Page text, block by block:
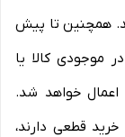
همچنین تا پیش
موجودی کالا یا
اعمال خواهد شد.
قطعی دارند،